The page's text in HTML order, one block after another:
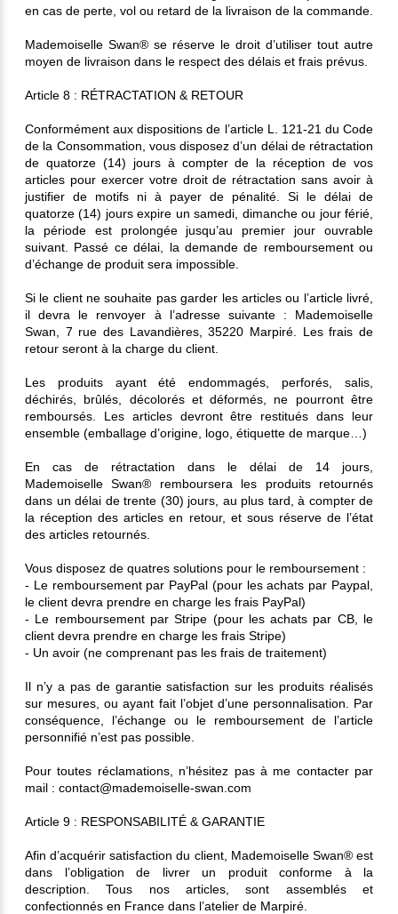
en cas de perte, vol ou retard de la livraison de la commande.
Mademoiselle Swan® se réserve le droit d’utiliser tout autre
moyen de livraison dans le respect des délais et frais prévus.
Article 8 : RÉTRACTATION & RETOUR
Conformément aux dispositions de l’article L. 121‐21 du Code
de la Consommation, vous disposez d’un délai de rétractation
de quatorze (14) jours à compter de la réception de vos
articles pour exercer votre droit de rétractation sans avoir à
justifier de motifs ni à payer de pénalité. Si le délai de
quatorze (14) jours expire un samedi, dimanche ou jour férié,
la période est prolongée jusqu’au premier jour ouvrable
suivant. Passé ce délai, la demande de remboursement ou
d’échange de produit sera impossible.
Si le client ne souhaite pas garder les articles ou l’article livré,
il devra le renvoyer à l’adresse suivante : Mademoiselle
Swan, 7 rue des Lavandières, 35220 Marpiré. Les frais de
retour seront à la charge du client.
Les produits ayant été endommagés, perforés, salis,
déchirés, brûlés, décolorés et déformés, ne pourront être
remboursés. Les articles devront être restitués dans leur
ensemble (emballage d’origine, logo, étiquette de marque…)
En cas de rétractation dans le délai de 14 jours,
Mademoiselle Swan® remboursera les produits retournés
dans un délai de trente (30) jours, au plus tard, à compter de
la réception des articles en retour, et sous réserve de l’état
des articles retournés.
Vous disposez de quatres solutions pour le remboursement :
- Le remboursement par PayPal (pour les achats par Paypal,
le client devra prendre en charge les frais PayPal)
- Le remboursement par Stripe (pour les achats par CB, le
client devra prendre en charge les frais Stripe)
- Un avoir (ne comprenant pas les frais de traitement)
Il n’y a pas de garantie satisfaction sur les produits réalisés
sur mesures, ou ayant fait l’objet d’une personnalisation. Par
conséquence, l’échange ou le remboursement de l’article
personnifié n’est pas possible.
Pour toutes réclamations, n’hésitez pas à me contacter par
mail : contact@mademoiselle-swan.com
Article 9 : RESPONSABILITÉ & GARANTIE
Afin d’acquérir satisfaction du client, Mademoiselle Swan® est
dans l’obligation de livrer un produit conforme à la
description. Tous nos articles, sont assemblés et
confectionnés en France dans l’atelier de Marpiré.